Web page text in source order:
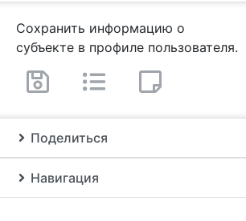
Сохранить информацию о
субъекте в профиле пользователя.
Поделиться
Навигация